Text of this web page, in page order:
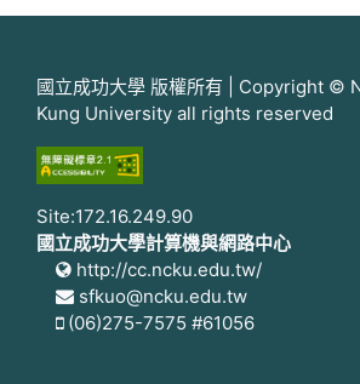
國立成功大學 版權所有 | Copyright ©
Kung University all rights reserved
Site:172.16.249.90
國立成功大學計算機與網路中心
http://cc.ncku.edu.tw/
sfkuo@ncku.edu.tw
(06)275-7575 #61056